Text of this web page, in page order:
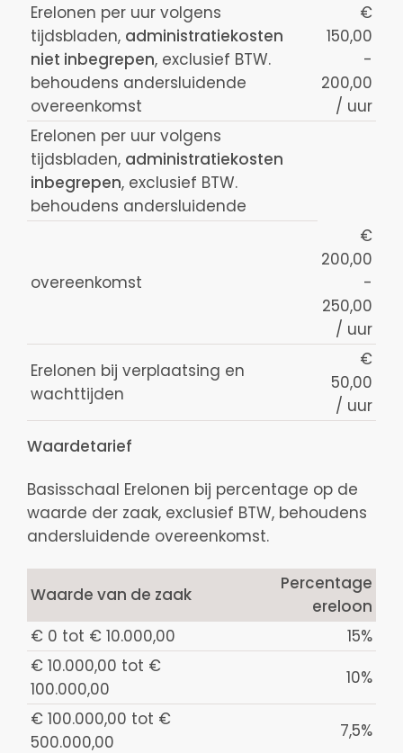
Erelonen per uur volgens
tijdsbladen, administratiekosten
niet inbegrepen, exclusief BTW.
behoudens andersluidende
overeenkomst
€
150,00
-
200,00
/ uur
Erelonen per uur volgens
tijdsbladen, administratiekosten
inbegrepen, exclusief BTW.
behoudens andersluidende
overeenkomst
€
200,00
-
250,00
/ uur
Erelonen bij verplaatsing en
wachttijden
€
50,00
/ uur
Waardetarief
Basisschaal Erelonen bij percentage op de
waarde der zaak, exclusief BTW, behoudens
andersluidende overeenkomst.
Waarde van de zaak
Percentage
ereloon
€ 0 tot € 10.000,00
15%
€ 10.000,00 tot €
100.000,00
10%
€ 100.000,00 tot €
500.000,00
7,5%